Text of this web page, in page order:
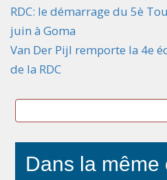
RDC: le démarrage du 5è
juin à Goma
Van Der Pijl remporte la 4e
de la RDC
Dans la même